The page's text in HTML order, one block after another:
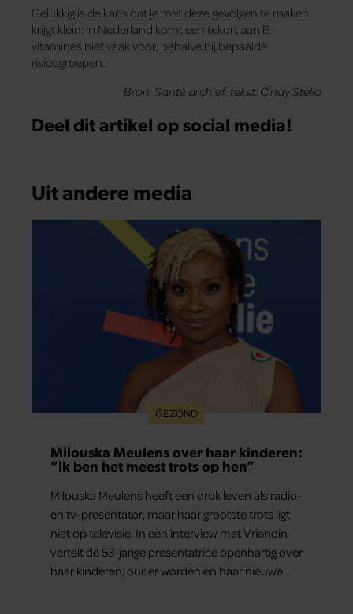
Gelukkig is de kans dat je met deze gevolgen te maken
krijgt klein: in Nederland komt een tekort aan B-
vitamines niet vaak voor, behalve bij bepaalde
risicogroepen.
Bron: Santé archief, tekst: Cindy Stello
Deel dit artikel op social media!
Uit andere media
GEZOND
Milouska Meulens over haar kinderen:
“Ik ben het meest trots op hen”
Milouska Meulens heeft een druk leven als radio-
en tv-presentator, maar haar grootste trots ligt
niet op televisie. In een interview met Vriendin
vertelt de 53-jarige presentatrice openhartig over
haar kinderen, ouder worden en haar nieuwe